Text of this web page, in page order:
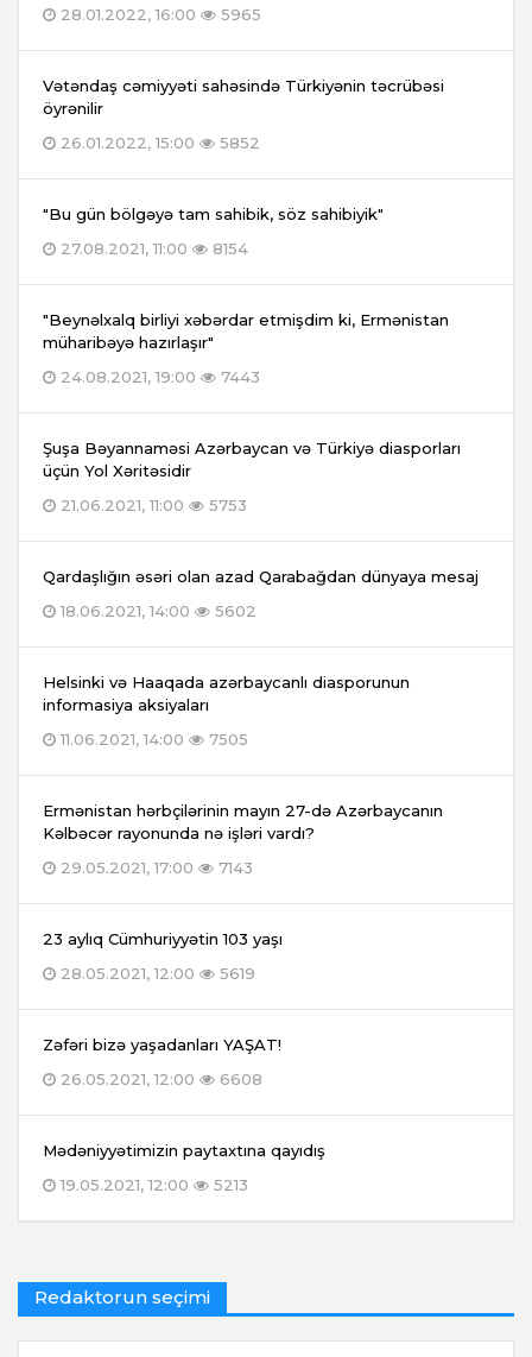
28.01.2022, 16:00 5965
Vətəndaş cəmiyyəti sahəsində Türkiyənin təcrübəsi
öyrənilir
26.01.2022, 15:00
5852
"Bu gün bölgəyə tam sahibik, söz sahibiyik"
27.08.2021, 11:00
8154
"Beynəlxalq birliyi xəbərdar etmişdim ki, Ermənistan
müharibəyə hazırlaşır"
24.08.2021, 19:00
7443
Şuşa Bəyannaməsi Azərbaycan və Türkiyə diasporları
üçün Yol Xəritəsidir
21.06.2021, 11:00
5753
Qardaşlığın əsəri olan azad Qarabağdan dünyaya mesaj
18.06.2021, 14:00
5602
Helsinki və Haaqada azərbaycanlı diasporunun
informasiya aksiyaları
11.06.2021, 14:00
7505
Ermənistan hərbçilərinin mayın 27-də Azərbaycanın
Kəlbəcər rayonunda nə işləri vardı?
29.05.2021, 17:00
7143
23 aylıq Cümhuriyyətin 103 yaşı
28.05.2021, 12:00
5619
Zəfəri bizə yaşadanları YAŞAT!
26.05.2021, 12:00
6608
Mədəniyyətimizin paytaxtına qayıdış
19.05.2021, 12:00
5213
Redaktorun seçimi